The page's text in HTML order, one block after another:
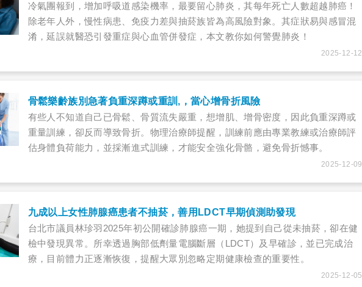
冷氣團報到，增加呼吸道感染機率，最要留心肺炎，其每年死亡人數超越肺癌！
除老年人外，慢性病患、免疫力差與抽菸族皆為高風險對象。其症狀易與感冒混
淆，延誤就醫恐引發重症與心血管併發症，本文教你如何警覺肺炎！
2025-12-12
骨鬆樂齡族別急著負重深蹲或重訓,，當心增骨折風險
有些人不知道自己已骨鬆、骨質流失嚴重，想增肌、增骨密度，因此負重深蹲或
重量訓練，卻反而導致骨折。物理治療師提醒，訓練前應由專業教練或治療師評
估身體負荷能力，並採漸進式訓練，才能安全強化骨骼，避免骨折憾事。
2025-12-09
九成以上女性肺腺癌患者不抽菸，善用LDCT早期偵測助發現
台北市議員林珍羽2025年初公開確診肺腺癌一期，她提到自己從未抽菸，卻在健
檢中發現異常。所幸透過胸部低劑量電腦斷層（LDCT）及早確診，並已完成治
療，目前體力正逐漸恢復，提醒大眾別忽略定期健康檢查的重要性。
2025-12-05